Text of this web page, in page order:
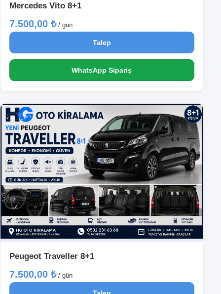
Mercedes Vito 8+1
7.500,00 ₺ / gün
Talep
WhatsApp Sipariş
Peugeot Traveller 8+1
7.500,00 ₺ / gün